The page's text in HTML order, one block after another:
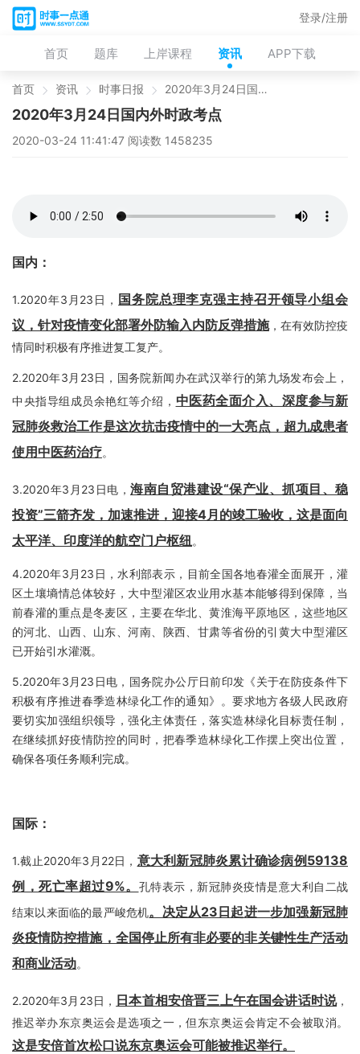
首页 题库 上岸课程 资讯 APP下载
登录/注册
首页 资讯 时事日报 2020年3月24日国内外时政考点
2020年3月24日国内外时政考点
2020-03-24 11:41:47 阅读数 1458235
国内：
1.2020年3月23日， 国务院总理李克强主持召开领导小组会
议 ，针对疫情变化部署外防输入内防反弹措施，在有效防控疫
情同时积极有序推进复工复产。
2.2020年3月23日，国务院新闻办在武汉举行的第九场发布会上，
中央指导组成员余艳红等介绍， 中医药全面介入、深度参与新
冠肺炎救治工作是这次抗击疫情中的一大亮点，超九成患者
使用中医药治疗。
3.2020年3月23日电， 海南自贸港建设“保产业、抓项目、稳
投资”三箭齐发，加速推进，迎接4月的竣工验收， 这是面向
太平洋、印度洋的航空门户枢纽。
4.2020年3月23日，水利部表示，目前全国各地春灌全面展开，灌
区土壤墒情总体较好，大中型灌区农业用水基本能够得到保障，当
前春灌的重点是冬麦区，主要在华北、黄淮海平原地区，这些地区
的河北、山西、山东、河南、陕西、甘肃等省份的引黄大中型灌区
已开始引水灌溉。
5.2020年3月23日电，国务院办公厅日前印发《关于在防疫条件下
积极有序推进春季造林绿化工作的通知》。要求地方各级人民政府
要切实加强组织领导，强化主体责任，落实造林绿化目标责任制，
在继续抓好疫情防控的同时，把春季造林绿化工作摆上突出位置，
确保各项任务顺利完成。
国际：
1.截止2020年3月22日， 意大利新冠肺炎累计确诊病例59138
例，死亡率超过9%。
孔特表示，新冠肺炎疫情是意大利自二战
结束以来面临的最严峻危机。决定从23日起进一步加强新冠肺
炎疫情防控措施，全国停止所有非必要的非关键性生产活动
和商业活动。
2.2020年3月23日， 日本首相安倍晋三上午在国会讲话时说，
推迟举办东京奥运会是选项之一，但东京奥运会肯定不会被取消。
这是安倍首次松口说东京奥运会可能被推迟举行。